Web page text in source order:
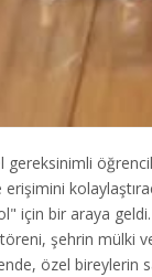
için bir araya geldi.
şehrin
özel bireylerin